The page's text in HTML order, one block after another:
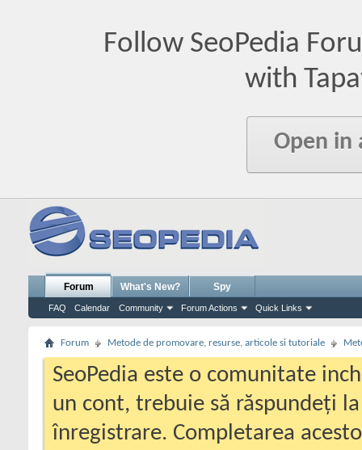
Follow SeoPedia
with
Open in
Forum
FAQ Calendar Community Forum Actions Quick Links
What's New? Spy
Forum Metode de promovare, resurse, articole si tutoriale
SeoPedia este o comunitate
un cont, trebuie să răspundeți
înregistrare. Completarea